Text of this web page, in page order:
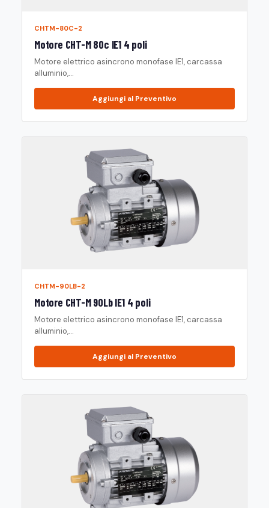
CHTM-80C-2
Motore CHT-M 80c IE1 4 poli
Motore elettrico asincrono monofase IE1, carcassa
alluminio,...
Aggiungi al Preventivo
CHTM-90LB-2
Motore CHT-M 90Lb IE1 4 poli
Motore elettrico asincrono monofase IE1, carcassa
alluminio,...
Aggiungi al Preventivo